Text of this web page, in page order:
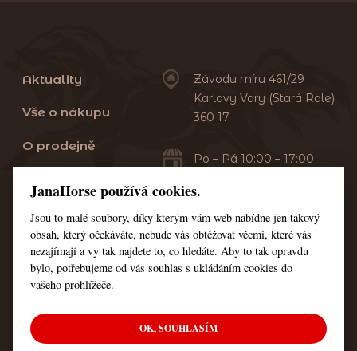
Aktuality
Vše o nákupu
O prodejně
Servis
Kontakt
Nastavení cookies
Závodu míru 461/29
Karlovy Vary (Stará Role)
360 17
Po – Pá 10:00 – 17:00
+420 353 549 410
+420 608 444 378
© Všechna práva vyhrazena JanaHorse
JanaHorse používá cookies.
Jsou to malé soubory, díky kterým vám web nabídne jen takový
obsah, který očekáváte, nebude vás obtěžovat věcmi, které vás
nezajímají a vy tak najdete to, co hledáte. Aby to tak opravdu
bylo, potřebujeme od vás souhlas s ukládáním cookies do
vašeho prohlížeče.
OK, SOUHLASÍM